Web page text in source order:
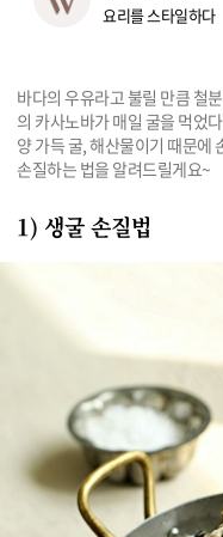
요리를 스타일하다
바다의 우유라고 불릴 만큼 철
의 카사노바가 매일 굴을 먹었
양 가득 굴, 해산물이기 때문에
손질하는 법을 알려드릴게요~
1) 생굴 손질법